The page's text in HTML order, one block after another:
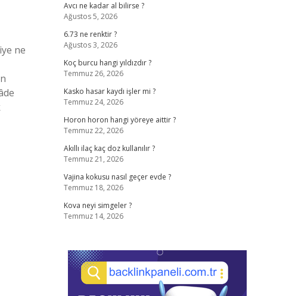
ne
Avcı ne kadar al bilirse ?
Ağustos 5, 2026
6.73 ne renktir ?
Ağustos 3, 2026
Koç burcu hangi yıldızdır ?
Temmuz 26, 2026
Kasko hasar kaydı işler mi ?
Temmuz 24, 2026
Horon horon hangi yöreye aittir ?
Temmuz 22, 2026
Akıllı ilaç kaç doz kullanılır ?
Temmuz 21, 2026
Vajina kokusu nasıl geçer evde ?
Temmuz 18, 2026
Kova neyi simgeler ?
Temmuz 14, 2026